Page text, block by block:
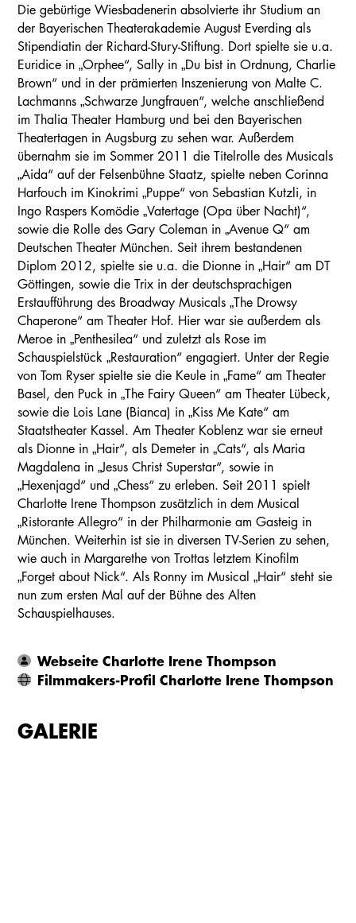
Die gebürtige Wiesbadenerin absolvierte ihr Studium an
der Bayerischen Theaterakademie August Everding als
Stipendiatin der Richard-Stury-Stiftung. Dort spielte sie u.a.
Euridice in „Orphee“, Sally in „Du bist in Ordnung, Charlie
Brown“ und in der prämierten Inszenierung von Malte C.
Lachmanns „Schwarze Jungfrauen“, welche anschließend
im Thalia Theater Hamburg und bei den Bayerischen
Theatertagen in Augsburg zu sehen war. Außerdem
übernahm sie im Sommer 2011 die Titelrolle des Musicals
„Aida“ auf der Felsenbühne Staatz, spielte neben Corinna
Harfouch im Kinokrimi „Puppe“ von Sebastian Kutzli, in
Ingo Raspers Komödie „Vatertage (Opa über Nacht)“,
sowie die Rolle des Gary Coleman in „Avenue Q“ am
Deutschen Theater München. Seit ihrem bestandenen
Diplom 2012, spielte sie u.a. die Dionne in „Hair“ am DT
Göttingen, sowie die Trix in der deutschsprachigen
Erstaufführung des Broadway Musicals „The Drowsy
Chaperone“ am Theater Hof. Hier war sie außerdem als
Meroe in „Penthesilea“ und zuletzt als Rose im
Schauspielstück „Restauration“ engagiert. Unter der Regie
von Tom Ryser spielte sie die Keule in „Fame“ am Theater
Basel, den Puck in „The Fairy Queen“ am Theater Lübeck,
sowie die Lois Lane (Bianca) in „Kiss Me Kate“ am
Staatstheater Kassel. Am Theater Koblenz war sie erneut
als Dionne in „Hair“, als Demeter in „Cats“, als Maria
Magdalena in „Jesus Christ Superstar“, sowie in
„Hexenjagd“ und „Chess“ zu erleben. Seit 2011 spielt
Charlotte Irene Thompson zusätzlich in dem Musical
„Ristorante Allegro“ in der Philharmonie am Gasteig in
München. Weiterhin ist sie in diversen TV-Serien zu sehen,
wie auch in Margarethe von Trottas letztem Kinofilm
„Forget about Nick“. Als Ronny im Musical „Hair“ steht sie
nun zum ersten Mal auf der Bühne des Alten
Schauspielhauses.
Webseite Charlotte Irene Thompson
Filmmakers-Profil Charlotte Irene Thompson
GALERIE